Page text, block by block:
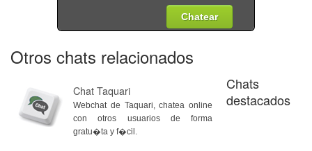
Otros chats relacionados
Chat Taquari
Webchat de Taquari, chatea online
con otros usuarios de forma
gratu�ta y f�cil.
Chats
destacados